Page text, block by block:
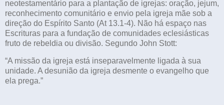
neotestamentário para a plantação de igrejas: oração, jejum,
reconhecimento comunitário e envio pela igreja mãe sob a
direção do Espírito Santo (At 13.1-4). Não há espaço nas
Escrituras para a fundação de comunidades eclesiásticas
fruto de rebeldia ou divisão. Segundo John Stott:
“A missão da igreja está inseparavelmente ligada à sua
unidade. A desunião da igreja desmente o evangelho que
ela prega.”